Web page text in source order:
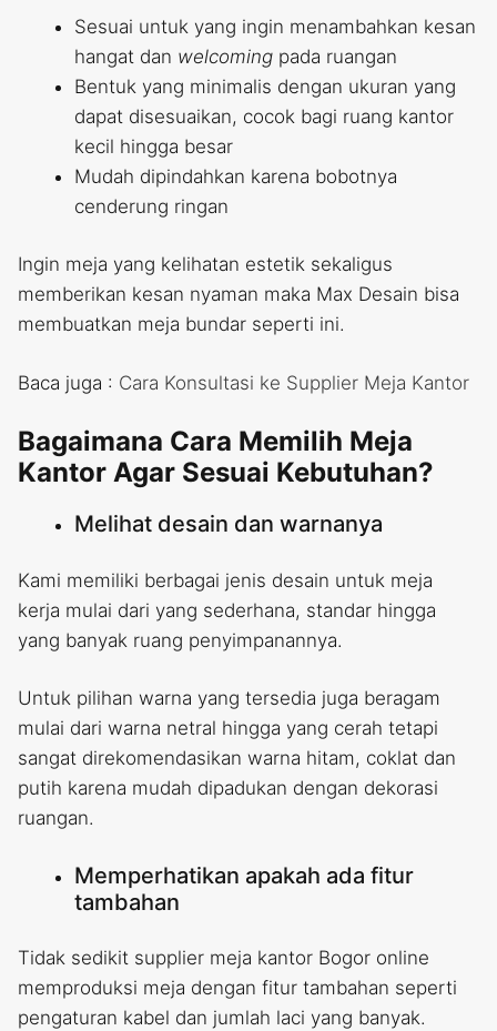
Sesuai untuk yang ingin menambahkan kesan
hangat dan welcoming pada ruangan
Bentuk yang minimalis dengan ukuran yang
dapat disesuaikan, cocok bagi ruang kantor
kecil hingga besar
Mudah dipindahkan karena bobotnya
cenderung ringan
Ingin meja yang kelihatan estetik sekaligus
memberikan kesan nyaman maka Max Desain bisa
membuatkan meja bundar seperti ini.
Baca juga : Cara Konsultasi ke Supplier Meja Kantor
Bagaimana Cara Memilih Meja
Kantor Agar Sesuai Kebutuhan?
Melihat desain dan warnanya
Kami memiliki berbagai jenis desain untuk meja
kerja mulai dari yang sederhana, standar hingga
yang banyak ruang penyimpanannya.
Untuk pilihan warna yang tersedia juga beragam
mulai dari warna netral hingga yang cerah tetapi
sangat direkomendasikan warna hitam, coklat dan
putih karena mudah dipadukan dengan dekorasi
ruangan.
Memperhatikan apakah ada fitur
tambahan
Tidak sedikit supplier meja kantor Bogor online
memproduksi meja dengan fitur tambahan seperti
pengaturan kabel dan jumlah laci yang banyak.